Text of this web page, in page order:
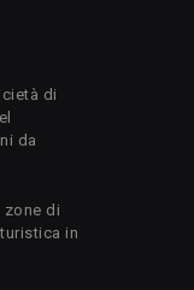
di
da
zone di
in